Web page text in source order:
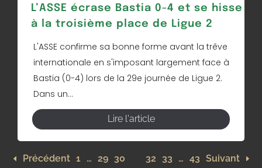
L’ASSE écrase Bastia 0-4 et se hisse
à la troisième place de Ligue 2
L'ASSE confirme sa bonne forme avant la trêve
internationale en s'imposant largement face à
Bastia (0-4) lors de la 29e journée de Ligue 2.
Dans un...
Lire l'article
Précédent 1 … 29 30 32 33 … 43 Suivant